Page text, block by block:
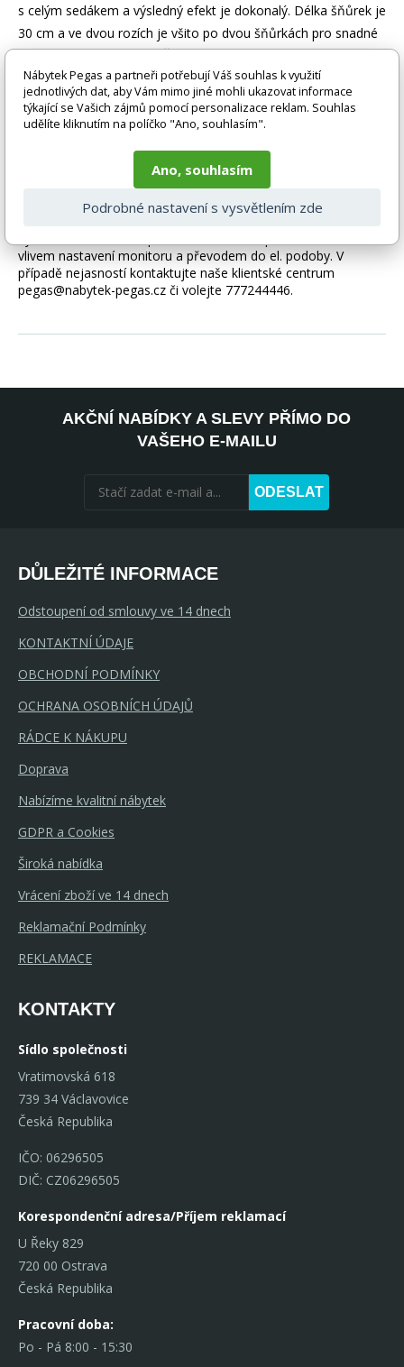
s celým sedákem a výsledný efekt je dokonalý. Délka šňůrek je
30 cm a ve dvou rozích je všito po dvou šňůrkách pro snadné
přichycení sedáku k židli. Šňůrky jsou tak dostatečně dlouhé i
pro případ, kdy je potřebujete uvázat až kolem opěradla (
zezadu za židlí). Další výhodou je, že naše sedáky jsou
pratelné na 40 stupňů Celsia.
Zboží je dodáváno bez doplňků a dekorací (např. textilních
doplňků, spotřebičů, baterie, matrací atd.), nejsou tedy v ceně.
Pokud není uvedeno jinak. Většinou je zboží dodáváno v
demontovaném stavu, dle charakteru zboží. Fotografie mohou
vlivem nastavení monitoru a převodem do el. podoby. V
případě nejasností kontaktujte naše klientské centrum
pegas@nabytek-pegas.cz či volejte 777244446.
AKČNÍ NABÍDKY A SLEVY PŘÍMO DO
VAŠEHO E-MAILU
ODESLAT
DŮLEŽITÉ INFORMACE
Odstoupení od smlouvy ve 14 dnech
KONTAKTNÍ ÚDAJE
OBCHODNÍ PODMÍNKY
OCHRANA OSOBNÍCH ÚDAJŮ
RÁDCE K NÁKUPU
Doprava
Nabízíme kvalitní nábytek
GDPR a Cookies
Široká nabídka
Vrácení zboží ve 14 dnech
Reklamační Podmínky
REKLAMACE
KONTAKTY
Sídlo společnosti
Vratimovská 618
739 34 Václavovice
Česká Republika
IČO: 06296505
DIČ: CZ06296505
Korespondenční adresa/Příjem reklamací
U Řeky 829
720 00 Ostrava
Česká Republika
Pracovní doba:
Po - Pá 8:00 - 15:30
Nábytek Pegas a partneři potřebují Váš souhlas k využití
jednotlivých dat, aby Vám mimo jiné mohli ukazovat informace
týkající se Vašich zájmů pomocí personalizace reklam. Souhlas
udělíte kliknutím na políčko "Ano, souhlasím".
Ano, souhlasím
Podrobné nastavení s vysvětlením zde